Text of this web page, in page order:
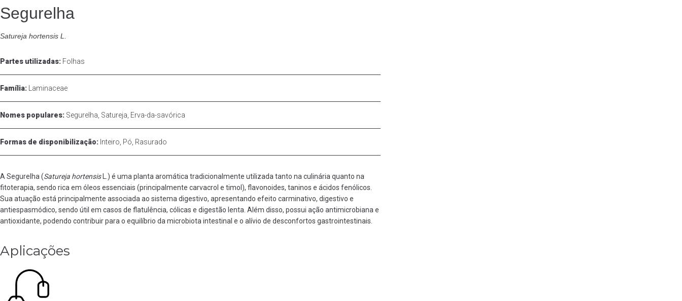
Segurelha
Satureja hortensis L.
Partes utilizadas: Folhas
Família: Laminaceae
Nomes populares: Segurelha, Satureja, Erva-da-savórica
Formas de disponibilização: Inteiro, Pó, Rasurado
A Segurelha (Satureja hortensisL.) é uma planta aromática tradicionalmente utilizada tanto na culinária quanto na
fitoterapia, sendo rica em óleos essenciais (principalmente carvacrol e timol), flavonoides, taninos e ácidos fenólicos.
Sua atuação está principalmente associada ao sistema digestivo, apresentando efeito carminativo, digestivo e
antiespasmódico, sendo útil em casos de flatulência, cólicas e digestão lenta. Além disso, possui ação antimicrobiana e
antioxidante, podendo contribuir para o equilíbrio da microbiota intestinal e o alívio de desconfortos gastrointestinais.
Aplicações